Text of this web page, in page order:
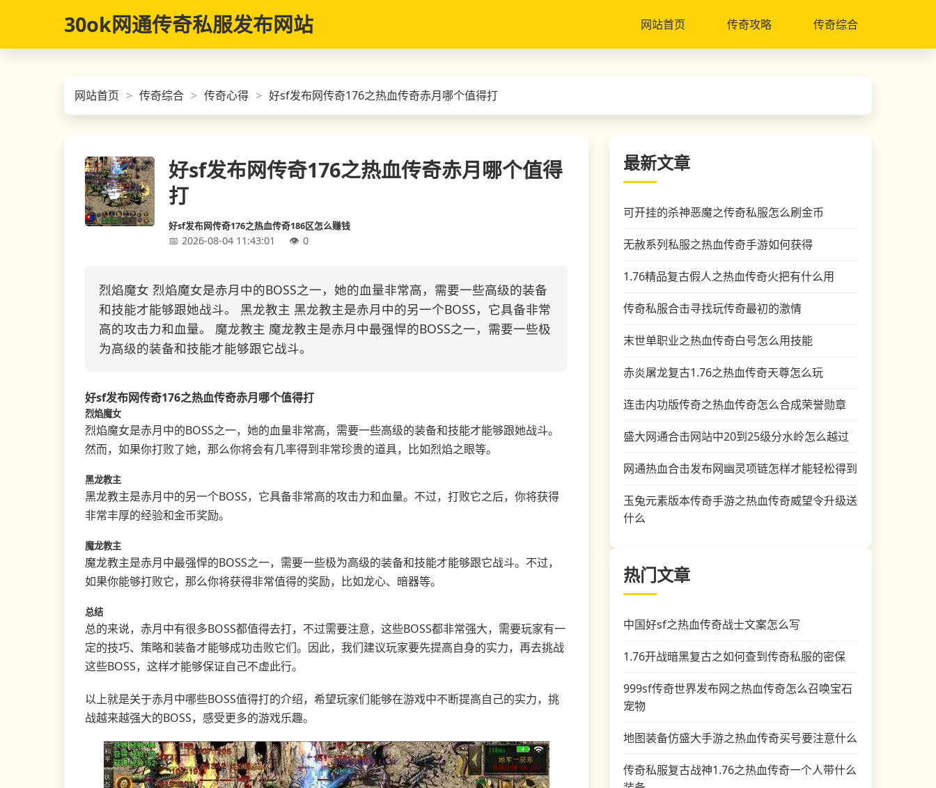
30ok网通传奇私服发布网站 网站首页 传奇攻略 传奇综合
网站首页 传奇综合 传奇心得 好sf发布网传奇176之热血传奇赤月哪个值得打
好sf发布网传奇176之热血传奇赤月哪个值得
打
好sf发布网传奇176之热血传奇186区怎么赚钱
2026-08-04 11:43:01 0
烈焰魔女 烈焰魔女是赤月中的BOSS之一，她的血量非常高，需要一些高级的装备
和技能才能够跟她战斗。 黑龙教主 黑龙教主是赤月中的另一个BOSS，它具备非常
高的攻击力和血量。 魔龙教主 魔龙教主是赤月中最强悍的BOSS之一，需要一些极
为高级的装备和技能才能够跟它战斗。
好sf发布网传奇176之热血传奇赤月哪个值得打
烈焰魔女
烈焰魔女是赤月中的BOSS之一，她的血量非常高，需要一些高级的装备和技能才能够跟她战斗。
然而，如果你打败了她，那么你将会有几率得到非常珍贵的道具，比如烈焰之眼等。
黑龙教主
黑龙教主是赤月中的另一个BOSS，它具备非常高的攻击力和血量。不过，打败它之后，你将获得
非常丰厚的经验和金币奖励。
魔龙教主
魔龙教主是赤月中最强悍的BOSS之一，需要一些极为高级的装备和技能才能够跟它战斗。不过，
如果你能够打败它，那么你将获得非常值得的奖励，比如龙心、暗器等。
总结
总的来说，赤月中有很多BOSS都值得去打，不过需要注意，这些BOSS都非常强大，需要玩家有一
定的技巧、策略和装备才能够成功击败它们。因此，我们建议玩家要先提高自身的实力，再去挑战
这些BOSS，这样才能够保证自己不虚此行。
以上就是关于赤月中哪些BOSS值得打的介绍，希望玩家们能够在游戏中不断提高自己的实力，挑
战越来越强大的BOSS，感受更多的游戏乐趣。
最新文章
可开挂的杀神恶魔之传奇私服怎么刷金币
无赦系列私服之热血传奇手游如何获得
1.76精品复古假人之热血传奇火把有什么用
传奇私服合击寻找玩传奇最初的激情
末世单职业之热血传奇白号怎么用技能
赤炎屠龙复古1.76之热血传奇天尊怎么玩
连击内功版传奇之热血传奇怎么合成荣誉勋章
盛大网通合击网站中20到25级分水岭怎么越过
网通热血合击发布网幽灵项链怎样才能轻松得到
玉兔元素版本传奇手游之热血传奇威望令升级送
什么
热门文章
中国好sf之热血传奇战士文案怎么写
1.76开战暗黑复古之如何查到传奇私服的密保
999sf传奇世界发布网之热血传奇怎么召唤宝石
宠物
地图装备仿盛大手游之热血传奇买号要注意什么
传奇私服复古战神1.76之热血传奇一个人带什么